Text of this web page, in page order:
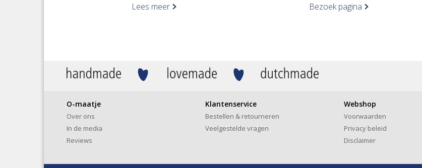
Lees meer
Bezoek pagina
O-maatje
Over ons
In de media
Reviews
Klantenservice
Bestellen & retourneren
Veelgestelde vragen
Webshop
Voorwaarden
Privacy beleid
Disclaimer